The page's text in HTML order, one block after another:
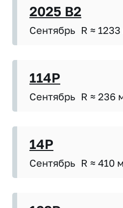
2025 B2
Сентябрь R ≈
114P
Сентябрь R ≈ 236
14P
Сентябрь R ≈ 410